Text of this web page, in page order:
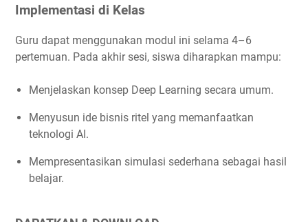
Implementasi di Kelas
Guru dapat menggunakan modul ini selama 4–6
pertemuan. Pada akhir sesi, siswa diharapkan mampu:
Menjelaskan konsep Deep Learning secara umum.
Menyusun ide bisnis ritel yang memanfaatkan
teknologi AI.
Mempresentasikan simulasi sederhana sebagai hasil
belajar.